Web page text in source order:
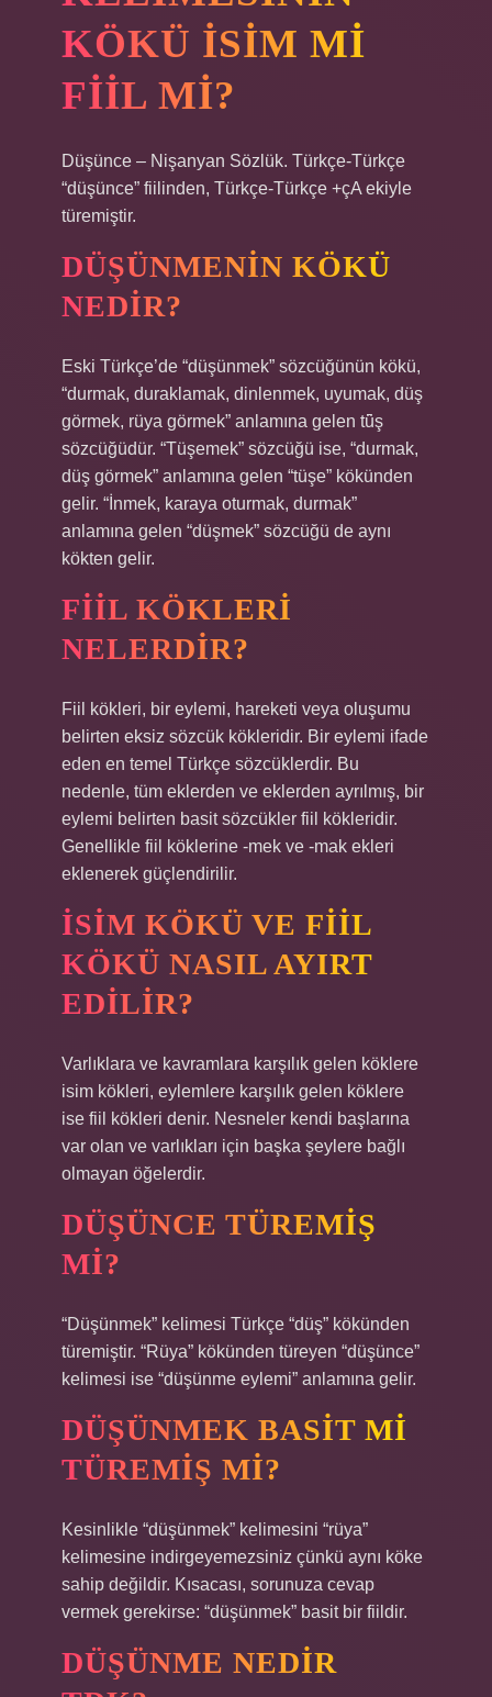
KÖKÜ ISIM MI
FIIL MI?
Düşünce – Nişanyan Sözlük. Türkçe-Türkçe
“düşünce” fiilinden, Türkçe-Türkçe +çA ekiyle
türemiştir.
DÜŞÜNMENIN KÖKÜ
NEDIR?
Eski Türkçe’de “düşünmek” sözcüğünün kökü,
“durmak, duraklamak, dinlenmek, uyumak, düş
görmek, rüya görmek” anlamına gelen tǖş
sözcüğüdür. “Tüşemek” sözcüğü ise, “durmak,
düş görmek” anlamına gelen “tüşe” kökünden
gelir. “İnmek, karaya oturmak, durmak”
anlamına gelen “düşmek” sözcüğü de aynı
kökten gelir.
FIIL KÖKLERI
NELERDIR?
Fiil kökleri, bir eylemi, hareketi veya oluşumu
belirten eksiz sözcük kökleridir. Bir eylemi ifade
eden en temel Türkçe sözcüklerdir. Bu
nedenle, tüm eklerden ve eklerden ayrılmış, bir
eylemi belirten basit sözcükler fiil kökleridir.
Genellikle fiil köklerine -mek ve -mak ekleri
eklenerek güçlendirilir.
İSIM KÖKÜ VE FIIL
KÖKÜ NASIL AYIRT
EDILIR?
Varlıklara ve kavramlara karşılık gelen köklere
isim kökleri, eylemlere karşılık gelen köklere
ise fiil kökleri denir. Nesneler kendi başlarına
var olan ve varlıkları için başka şeylere bağlı
olmayan öğelerdir.
DÜŞÜNCE TÜREMIŞ
MI?
“Düşünmek” kelimesi Türkçe “düş” kökünden
türemiştir. “Rüya” kökünden türeyen “düşünce”
kelimesi ise “düşünme eylemi” anlamına gelir.
DÜŞÜNMEK BASIT MI
TÜREMIŞ MI?
Kesinlikle “düşünmek” kelimesini “rüya”
kelimesine indirgeyemezsiniz çünkü aynı köke
sahip değildir. Kısacası, sorunuza cevap
vermek gerekirse: “düşünmek” basit bir fiildir.
DÜŞÜNME NEDIR